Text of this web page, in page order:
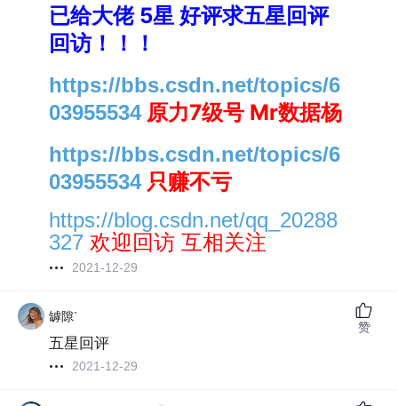
已给大佬 5星 好评求五星回评
回访！！！
https://bbs.csdn.net/topics/6
03955534原力7级号 Mr数据杨
https://bbs.csdn.net/topics/6
03955534只赚不亏
https://blog.csdn.net/qq_20288
327 欢迎回访 互相关注
2021-12-29
罅隙`
五星回评
2021-12-29
赞